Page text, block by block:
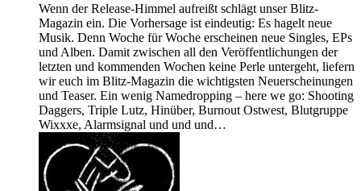
Wenn der Release-Himmel aufreißt schlägt unser Blitz-
Magazin ein. Die Vorhersage ist eindeutig: Es hagelt neue
Musik. Denn Woche für Woche erscheinen neue Singles, EPs
und Alben. Damit zwischen all den Veröffentlichungen der
letzten und kommenden Wochen keine Perle untergeht, liefern
wir euch im Blitz-Magazin die wichtigsten Neuerscheinungen
und Teaser. Ein wenig Namedropping – here we go: Shooting
Daggers, Triple Lutz, Hinüber, Burnout Ostwest, Blutgruppe
Wixxxe, Alarmsignal und und und…